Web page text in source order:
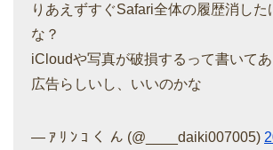
りあえずすぐSafari全体の履歴消し
な？
iCloudや写真が破損するって書いて
広告らしいし、いいのかな
— ｱ ﾘ ﾝ ｺ く ん (@____daiki007005)